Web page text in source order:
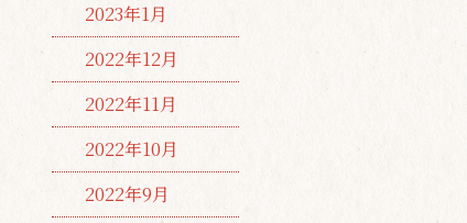
2023年1月
2022年12月
2022年11月
2022年10月
2022年9月